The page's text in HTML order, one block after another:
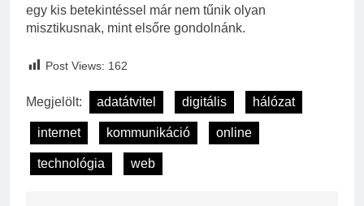
egy kis betekintéssel már nem tűnik olyan
misztikusnak, mint elsőre gondolnánk.
Post Views: 162
Megjelölt: adatátvitel digitális hálózat
internet kommunikáció online
technológia web